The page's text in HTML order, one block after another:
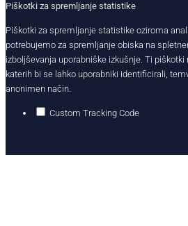
Piškotki za spremljanje statistike
Piškotki za spremljanje statistike oziroma
potrebujemo za spremljanje obiska na
izboljševanja uporabniške izkušnje. Ti
katerih bi se lahko uporabniki identificirali,
anonimen način.
Custom Tracking Code